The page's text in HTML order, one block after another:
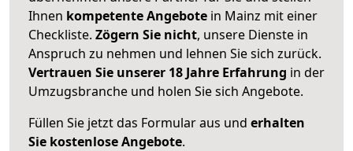
Ihnen kompetente Angebote in Mainz mit einer
Checkliste. Zögern Sie nicht, unsere Dienste in
Anspruch zu nehmen und lehnen Sie sich zurück.
Vertrauen Sie unserer 18 Jahre Erfahrung in der
Umzugsbranche und holen Sie sich Angebote.
Füllen Sie jetzt das Formular aus und erhalten
Sie kostenlose Angebote.